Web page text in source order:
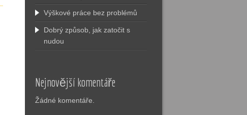
Výškové práce bez problémů
Dobrý způsob, jak zatočit s
nudou
Nejnovější komentáře
Žádné komentáře.